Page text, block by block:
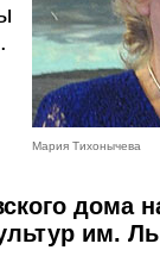
Мария Тихонычева
дома
им.